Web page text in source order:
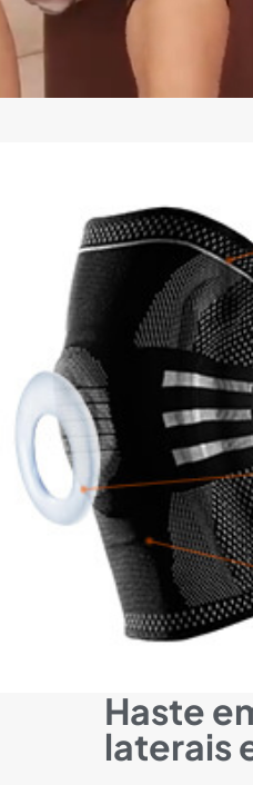
Haste
laterais